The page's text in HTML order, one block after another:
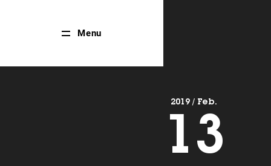
Menu
Menu
2019 / Feb.
13